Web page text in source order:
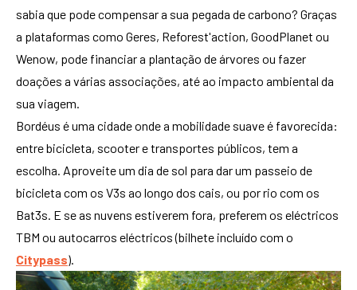
sabia que pode compensar a sua pegada de carbono? Graças
a plataformas como Geres, Reforest'action, GoodPlanet ou
Wenow, pode financiar a plantação de árvores ou fazer
doações a várias associações, até ao impacto ambiental da
sua viagem.
Bordéus é uma cidade onde a mobilidade suave é favorecida:
entre bicicleta, scooter e transportes públicos, tem a
escolha. Aproveite um dia de sol para dar um passeio de
bicicleta com os V3s ao longo dos cais, ou por rio com os
Bat3s. E se as nuvens estiverem fora, preferem os eléctricos
TBM ou autocarros eléctricos (bilhete incluído com o
Citypass).